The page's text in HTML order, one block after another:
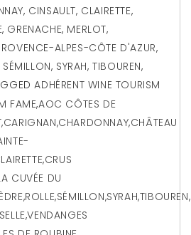
, CINSAULT, CLAIRETTE,
, GRENACHE, MERLOT,
ALPES-CÔTE D'AZUR,
SÉMILLON, SYRAH,TIBOUREN,
ADHÉRENT WINE TOURISM
FAME,AOC CÔTES DE
,CARIGNAN,CHARDONNAY,CHÂTEAU
,CRUS
CUVÉE DU
,ROLLE,SÉMILLON,SYRAH,TIBOUREN,
,VENDANGES